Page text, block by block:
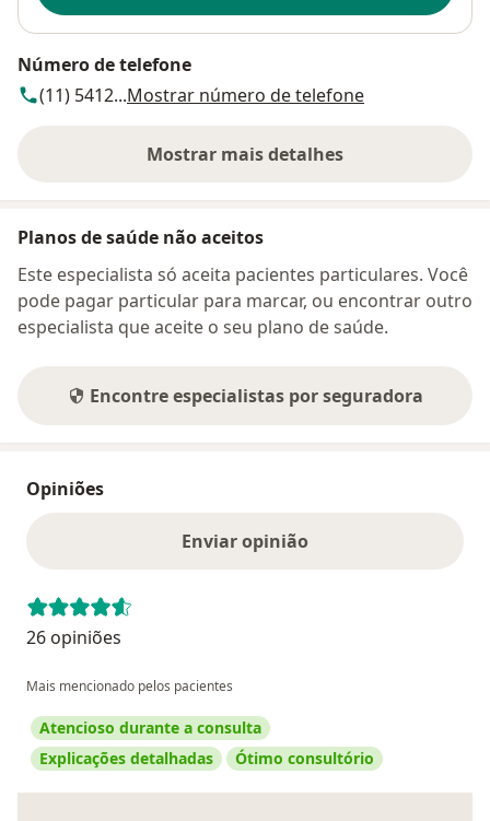
Número de telefone
(11) 5412...Mostrar número de telefone
Mostrar mais detalhes
sobre o endereço
Planos de saúde não aceitos
Este especialista só aceita pacientes particulares. Você
pode pagar particular para marcar, ou encontrar outro
especialista que aceite o seu plano de saúde.
Encontre especialistas por seguradora
Opiniões
Enviar opinião
26 opiniões
Mais mencionado pelos pacientes
Atencioso durante a consulta
Explicações detalhadas
Ótimo consultório